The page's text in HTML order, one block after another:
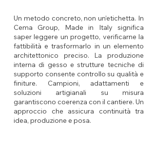
Un metodo concreto, non un’etichetta. In
Cema Group, Made in Italy significa
saper leggere un progetto, verificarne la
fattibilità e trasformarlo in un elemento
architettonico preciso. La produzione
interna di gesso e strutture tecniche di
supporto consente controllo su qualità e
finiture. Campioni, adattamenti e
soluzioni artigianali su misura
garantiscono coerenza con il cantiere. Un
approccio che assicura continuità tra
idea, produzione e posa.